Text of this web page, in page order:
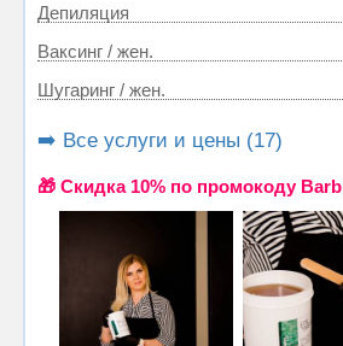
Депиляция
Ваксинг / жен.
Шугаринг / жен.
➡️ Все услуги и цены (17)
🎁 Cкидка 10% по промокоду Barb